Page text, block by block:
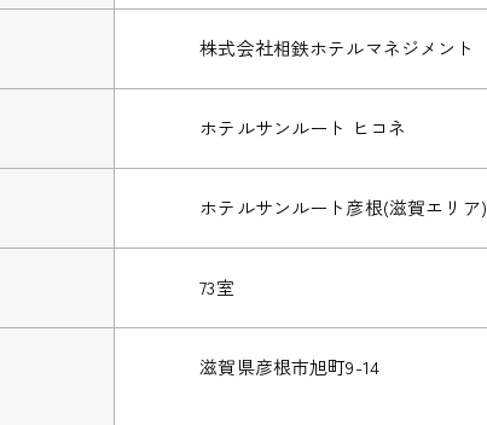
株式会社相鉄ホテルマネジメント
ホテルサンルート ヒコネ
ホテルサンルート彦根(滋賀エリア)
73室
滋賀県彦根市旭町9-14